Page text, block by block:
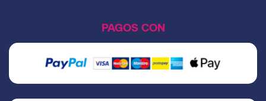
PAGOS CON